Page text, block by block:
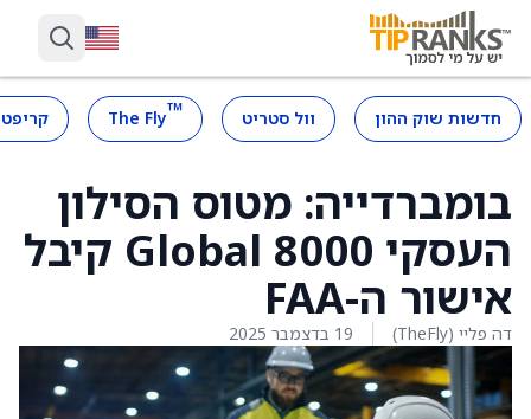
חדשות שוק ההון וול סטריט ™
The Fly
בומברדייה: מטוס הסילון
העסקי Global 8000 קיבל
אישור ה-FAA
דה פליי (TheFly) 19 בדצמבר 2025